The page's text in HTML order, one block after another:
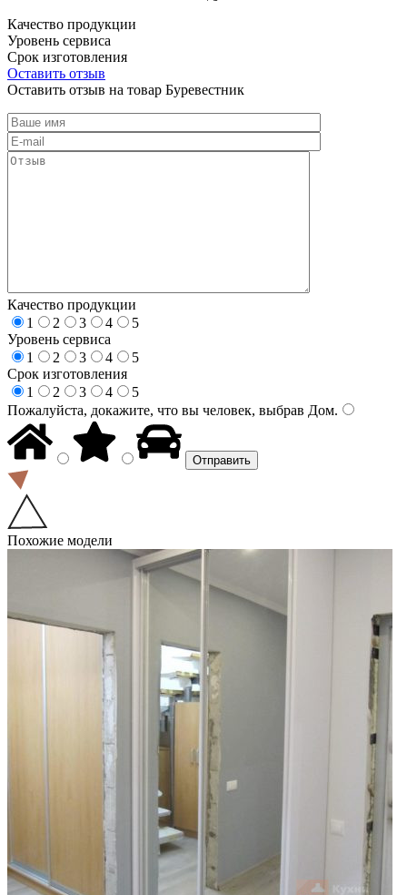
Качество продукции
Уровень сервиса
Срок изготовления
Оставить отзыв
Оставить отзыв на товар Буревестник
Качество продукции
1
2 3 4
5
Уровень сервиса
1
2 3 4
5
Срок изготовления
1
2 3 4
5
Пожалуйста, докажите, что вы человек, выбрав Дом.
Похожие модели